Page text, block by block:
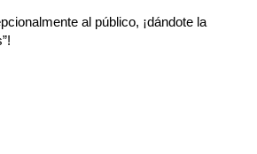
al público, ¡dándote la